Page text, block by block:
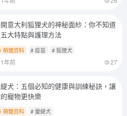
意大利狐狸犬的神秘面紗：你不知道
大特點與護理方法
萌寵百科 # 疫苗 # 狐狸犬
1年前 27
犬：五個必知的健康與訓練秘訣，讓
寵物更快樂
萌寵百科 # 靈緹犬